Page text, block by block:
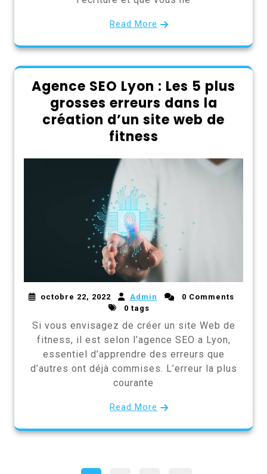
Read More
Agence SEO Lyon : Les 5 plus
grosses erreurs dans la
création d’un site web de
fitness
octobre 22, 2022 Admin
0 Comments
0 tags
Si vous envisagez de créer un site Web de
fitness, il est selon l’agence SEO a Lyon,
essentiel d’apprendre des erreurs que
d’autres ont déjà commises. L’erreur la plus
courante
Read More